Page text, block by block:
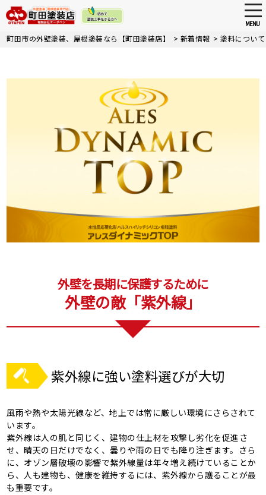
Skip
MENU
町田市の外壁塗装、屋根塗装なら【町田塗装店】 > 新着情報 >塗料について
外壁を長期に保護するために
外壁の敵「紫外線」
紫外線に強い塗料選びが大切
風雨や熱や太陽光線など、地上では常に厳しい環境にさらされて
います。
紫外線は人の肌と同じく、建物の仕上材を攻撃し劣化を促進さ
せ、晴天の日だけでなく、曇りや雨の日でも降り注ぎます。さら
に、オゾン層破壊の影響で紫外線量は年々増え続けていることか
ら、人も建物も、健康を維持するには、紫外線から護ることが最
も重要です。